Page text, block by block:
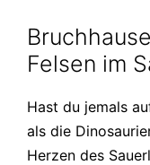
Felsen im
Hast du jemals
als die
Herzen des